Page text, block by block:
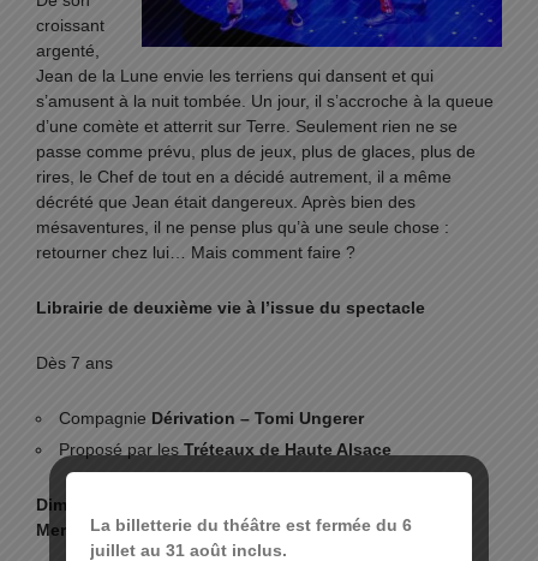
croissant
argenté,
Jean de la Lune envie les terriens qui dansent et qui
s’amusent à la nuit tombée. Un jour, il s’accroche à la queue
d’une comète et atterrit sur Terre. Seulement rien ne se
passe comme prévu, plus de jeux, plus de glaces, plus de
rires, le Chef de tout en a décidé autrement, il a même
décrété que Jean était dangereux. Après bien des
mésaventures, il ne pense plus qu’à une seule chose :
retourner chez lui… Mais comment faire ?
Librairie de deuxième vie à l’issue du spectacle
Dès 7 ans
Compagnie Dérivation – Tomi Ungerer
Proposé par les Tréteaux de Haute Alsace
Dimanche 11 Mai 2025 à 16h
Mercredi 14 mai 2025 à 15h
La billetterie du théâtre est fermée du 6
juillet au 31 août inclus.